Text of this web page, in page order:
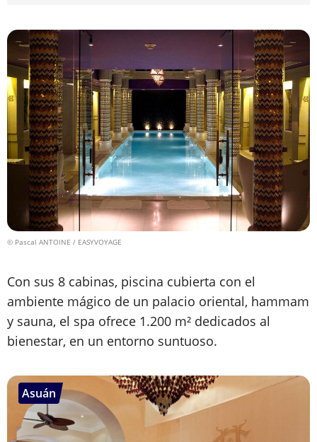
© Pascal ANTOINE / EASYVOYAGE
Con sus 8 cabinas, piscina cubierta con el
ambiente mágico de un palacio oriental, hammam
y sauna, el spa ofrece 1.200 m² dedicados al
bienestar, en un entorno suntuoso.
Asuán